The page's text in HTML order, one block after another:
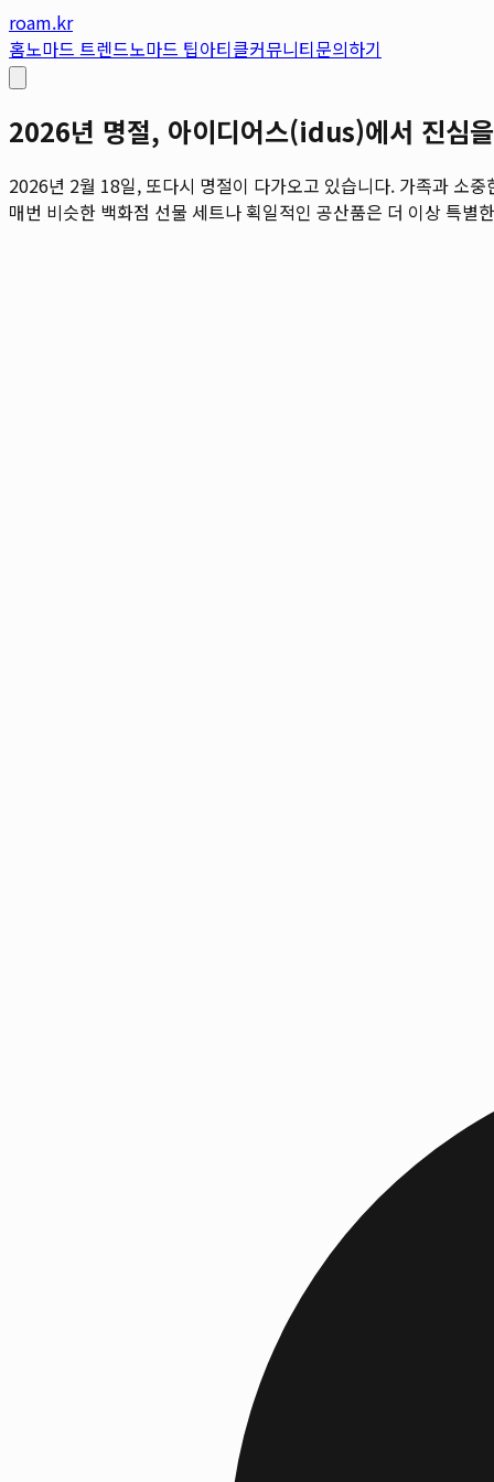
roam.kr
홈노마드 트렌드노마드 팁아티클커뮤니티문의하기
2026년 명절, 아이디어스(idus)에서 진심
2026년 2월 18일, 또다시 명절이 다가오고 있습니다. 가족과 소
매번 비슷한 백화점 선물 세트나 획일적인 공산품은 더 이상 특별